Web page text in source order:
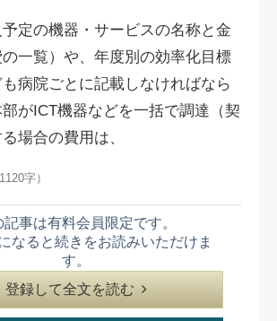
定の機器・サービスの名称と金
一覧）や、年度別の効率化目標
も病院ごとに記載しなければなら
がICT機器などを一括で調達（契
場合の費用は、
字）
記事は有料会員限定です。
なると続きをお読みいただけま
す。
登録して全文を読む